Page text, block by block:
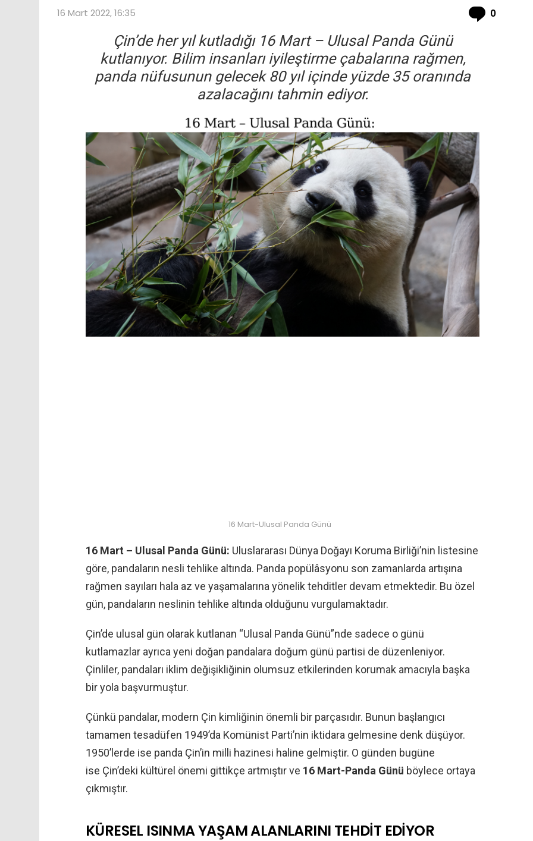
16 Mart 2022, 16:35 0
Çin’de her yıl kutladığı 16 Mart – Ulusal Panda Günü
kutlanıyor. Bilim insanları iyileştirme çabalarına rağmen,
panda nüfusunun gelecek 80 yıl içinde yüzde 35 oranında
azalacağını tahmin ediyor.
16 Mart-Ulusal Panda Günü
16 Mart – Ulusal Panda Günü: Uluslararası Dünya Doğayı Koruma Birliği’nin listesine
göre, pandaların nesli tehlike altında. Panda popülâsyonu son zamanlarda artışına
rağmen sayıları hala az ve yaşamalarına yönelik tehditler devam etmektedir. Bu özel
gün, pandaların neslinin tehlike altında olduğunu vurgulamaktadır.
Çin’de ulusal gün olarak kutlanan “Ulusal Panda Günü”nde sadece o günü
kutlamazlar ayrıca yeni doğan pandalara doğum günü partisi de düzenleniyor.
Çinliler, pandaları iklim değişikliğinin olumsuz etkilerinden korumak amacıyla başka
bir yola başvurmuştur.
Çünkü pandalar, modern Çin kimliğinin önemli bir parçasıdır. Bunun başlangıcı
tamamen tesadüfen 1949’da Komünist Parti’nin iktidara gelmesine denk düşüyor.
1950’lerde ise panda Çin’in milli hazinesi haline gelmiştir. O günden bugüne
ise Çin’deki kültürel önemi gittikçe artmıştır ve 16 Mart-Panda Günü böylece ortaya
çıkmıştır.
KÜRESEL ISINMA YAŞAM ALANLARINI TEHDİT EDİYOR